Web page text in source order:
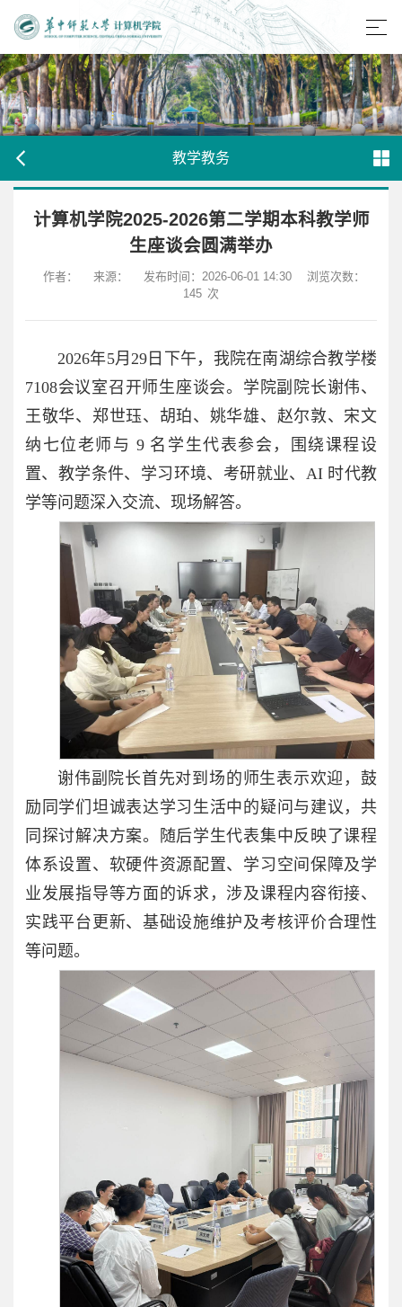
教学教务
计算机学院2025-2026第二学期本科教学师
生座谈会圆满举办
作者： 来源： 发布时间：2026-06-01 14:30
浏览次数：
145 次
2026年5月29日下午，我院在南湖综合教学楼
7108会议室召开师生座谈会。学院副院长谢伟、
王敬华、郑世珏、胡珀、姚华雄、赵尔敦、宋文
纳七位老师与 9 名学生代表参会，围绕课程设
置、教学条件、学习环境、考研就业、AI 时代教
学等问题深入交流、现场解答。
谢伟副院长首先对到场的师生表示欢迎，鼓
励同学们坦诚表达学习生活中的疑问与建议，共
同探讨解决方案。随后学生代表集中反映了课程
体系设置、软硬件资源配置、学习空间保障及学
业发展指导等方面的诉求，涉及课程内容衔接、
实践平台更新、基础设施维护及考核评价合理性
等问题。